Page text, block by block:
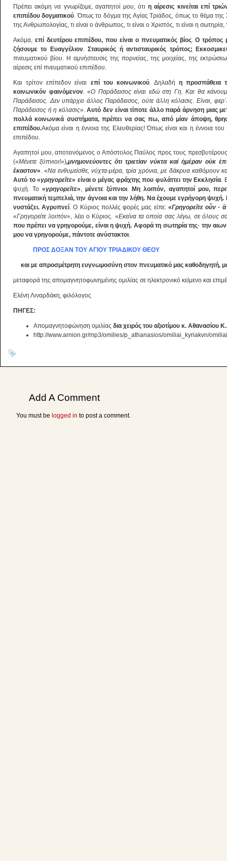
Πρέπει ακόμη να γνωρίζομε, αγαπητοί μου, ότιη αίρεσις κινείται επί
επιπέδου δογματικού. Όπως το δόγμα της Αγίας Τριάδος, όπως το θέμα της
της Ανθρωπολογίας, τι είναι ο άνθρωπος, τι είναι ο Χριστός, τι είναι η
Ακόμα, επί δευτέρου επιπέδου, που είναι ο πνευματικός βίος.Ο τρόπος
ζήσουμε το Ευαγγέλιον.Σταυρικός ή αντισταυρικός τρόπος;
πνευματικού βίου. Η αμνήστευσις της πορνείας, της μοιχείας, της
αίρεσις επί πνευματικού επιπέδου.
Και τρίτον επίπεδον είναι επί του κοινωνικού. Δηλαδήη προσπάθεια
κοινωνικόν φαινόμενον. «Ο Παράδεισος είναι εδώ στη Γη. Και θα
Παράδεισος. Δεν υπάρχει άλλος Παράδεισος, ούτε άλλη κόλασις. Είναι,
Παράδεισος ή η κόλασις».Αυτό δεν είναι τίποτε άλλο παρά άρνηση μιας
πολλά κοινωνικά συστήματα, πρέπει να σας πω, από μίαν άποψη,
επιπέδου.Ακόμα είναι η έννοια της Ελευθερίας! Όπως είναι και η έννοια του
επιπέδου.
Αγαπητοί μου, αποτεινόμενος ο Απόστολος Παύλος προς τους
(«Μένετε ξύπνιοι!»),μνημονεύοντες ὅτι τριετίαν νύκτα καί ἡμέραν οὐκ ἐ
ἕκαστον». «Να ενθυμείσθε, νύχτα-μέρα, τρία χρόνια, με δάκρυα καθόμουν
Αυτό το «γρηγορεῖτε» είναι ο μέγας φράχτης που φυλάττει την Εκκλησία.
ψυχή. Το«γρηγορεῖτε»,μένετε ξύπνιοι. Μη λοιπόν, αγαπητοί μου,
πνευματική τεμπελιά, την άγνοια και την λήθη. Να έχουμε εγρήγορη
νυστάζει. Αγρυπνεί. Ο Κύριος πολλές φορές μας είπε: «Γρηγορεῖτε οὖν · ἃ
«Γρηγορείτε λοιπόν», λέει ο Κύριος. «Εκείνα τα οποία σας λέγω, σε όλους
που πρέπει να γρηγορούμε, είναι η ψυχή. Αφορά τη σωτηρία της· την
μου να γρηγορούμε, πάντοτε ανύστακτοι.
ΠΡΟΣ ΔΟΞΑΝ ΤΟΥ ΑΓΙΟΥ ΤΡΙΑΔΙΚΟΥ ΘΕΟΥ
και με απροσμέτρητη ευγνωμοσύνη στον πνευματικό μας καθοδηγητή,
μεταφορά της απομαγνητοφωνημένης ομιλίας σε ηλεκτρονικό κείμενο και
Ελένη Λιναρδάκη, φιλόλογος
ΠΗΓΕΣ:
Απομαγνητοφώνηση ομιλίας δια χειρός του αξιοτίμου κ. Αθανασίου Κ.
http://www.arnion.gr/mp3/omilies/p_athanasios/omiliai_kyriakvn/
Add A Comment
You must be logged in to post a comment.